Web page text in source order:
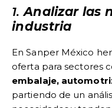
1.Analizar las
industria
En Sanper México
oferta para sectores
embalaje,
partiendo de un